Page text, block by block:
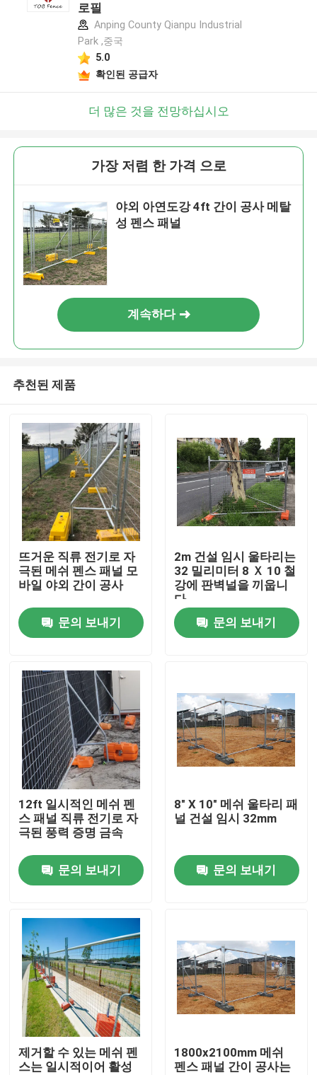
회사 소개
접촉
제품 소개
동영상
메쉬 펜스 패널
보안 경보 메쉬 펜스
Ｖ 메쉬 보안 펜싱
체인 링크 펜스
철 만드는 울타리
로필
Anping County Qianpu Industrial
Park ,중국
5.0
확인된 공급자
더 많은 것을 전망하십시오
가장 저렴 한 가격 으로
야외 아연도강 4ft 간이 공사 메탈
성 펜스 패널
계속하다
추천된 제품
뜨거운 직류 전기로 자
극된 메쉬 펜스 패널 모
바일 야외 간이 공사
문의 보내기
2m 건설 임시 울타리는
32 밀리미터 8 Ｘ 10 철
강에 판벽널을 끼웁니
다
문의 보내기
12ft 일시적인 메쉬 펜
스 패널 직류 전기로 자
극된 풍력 증명 금속
문의 보내기
8" X 10" 메쉬 울타리 패
널 건설 임시 32mm
문의 보내기
제거할 수 있는 메쉬 펜
스는 일시적이어 활성
1800x2100mm 메쉬
펜스 패널 간이 공사는